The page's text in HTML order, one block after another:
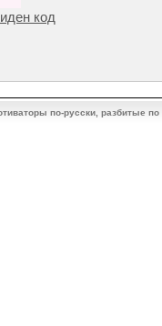
код
по-русски, разбитые